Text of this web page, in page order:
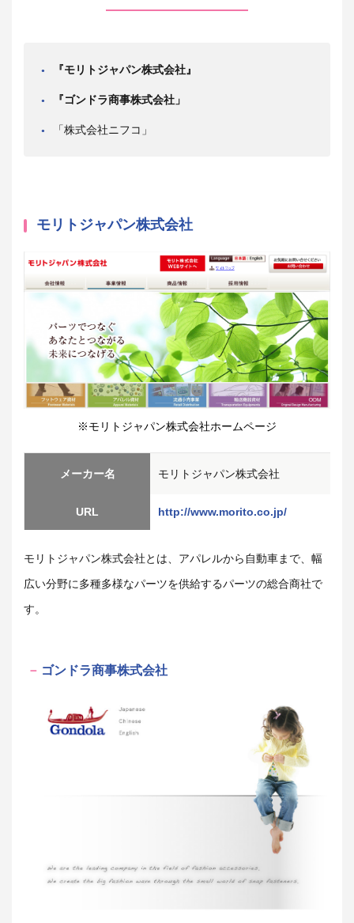
『モリトジャパン株式会社』
『ゴンドラ商事株式会社」
「株式会社ニフコ」
モリトジャパン株式会社
※モリトジャパン株式会社ホームページ
メーカー名 モリトジャパン株式会社
URL http://www.morito.co.jp/
モリトジャパン株式会社とは、アパレルから自動車まで、幅
広い分野に多種多様なパーツを供給するパーツの総合商社で
す。
ゴンドラ商事株式会社